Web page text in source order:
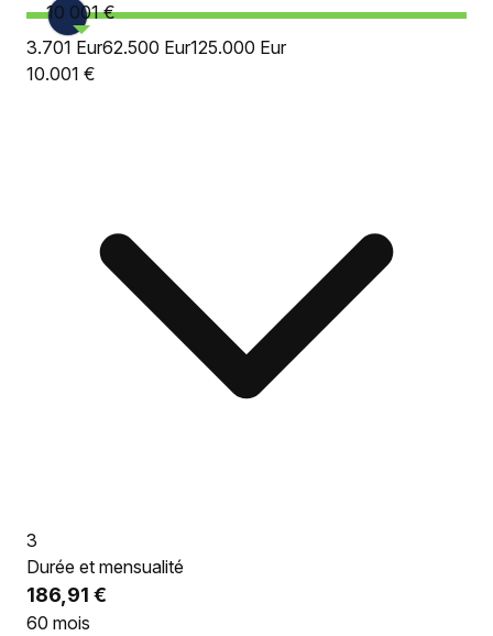
10 001 €
3.701 Eur62.500 Eur125.000 Eur
3
Durée et mensualité
186,91 €
60 mois